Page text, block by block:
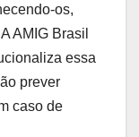
os,
AMIG Brasil
essa
prever
caso de